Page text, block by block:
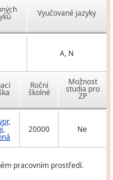
Vyučované jazyky
A, N
Roční
školné
Možnost
studia pro
ZP
20000 Ne
pracovním prostředí.